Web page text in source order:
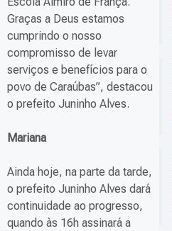
Graças a Deus estamos
cumprindo o nosso
compromisso de levar
serviços e benefícios para o
povo de Caraúbas”, destacou
o prefeito Juninho Alves.
Mariana
Ainda hoje, na parte da tarde,
o prefeito Juninho Alves dará
continuidade ao progresso,
quando às 16h assinará a